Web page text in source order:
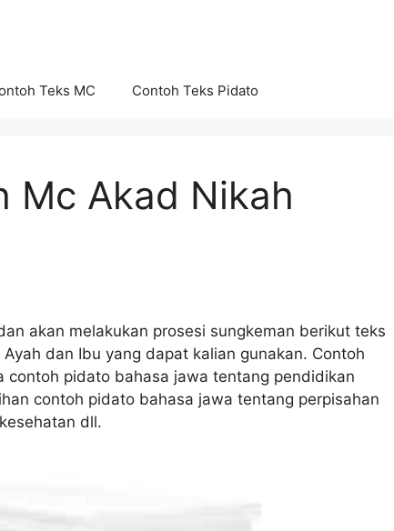
Teks MC Contoh Teks Pidato
Mc Akad Nikah
akan melakukan prosesi sungkeman berikut teks
dan Ibu yang dapat kalian gunakan. Contoh
pidato bahasa jawa tentang pendidikan
contoh pidato bahasa jawa tentang perpisahan
dll.